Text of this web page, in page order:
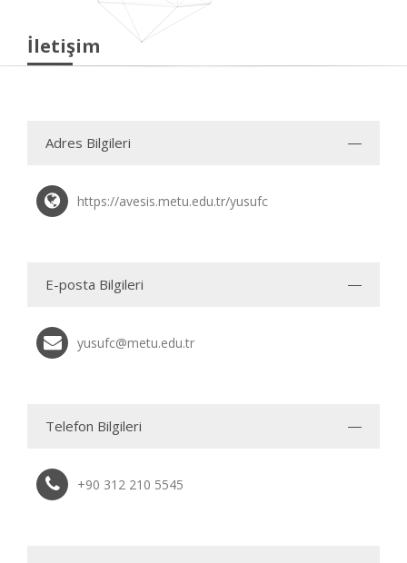
İletişim
Adres Bilgileri
https://avesis.metu.edu.tr/yusufc
E-posta Bilgileri
yusufc@metu.edu.tr
Telefon Bilgileri
+90 312 210 5545